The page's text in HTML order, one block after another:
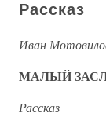
Рассказ
Иван
МАЛЫЙ
Рассказ